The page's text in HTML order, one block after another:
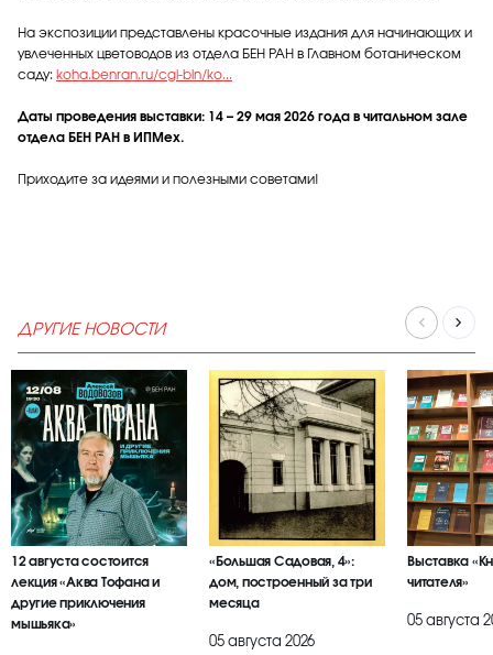
На экспозиции представлены красочные издания для начинающих и
увлеченных цветоводов из отдела БЕН РАН в Главном ботаническом
саду: koha.benran.ru/cgi-bin/ko...
Даты проведения выставки: 14 – 29 мая 2026 года в читальном зале
отдела БЕН РАН в ИПМех.
Приходите за идеями и полезными советами!
ДРУГИЕ НОВОСТИ
12 августа состоится
лекция «Аква Тофана и
другие приключения
мышьяка»
«Большая Садовая, 4»:
дом, построенный за три
месяца
05 августа 2026
Выставка
читателя»
05 августа